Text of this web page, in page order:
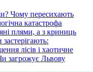
Чому пересихають
катастрофа
плями, а з криниць
лісів і хаотичне
загрожує Львову